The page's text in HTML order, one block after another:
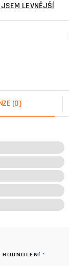
LEVNĚJŠÍ
(0)
HODNOCENÍ*